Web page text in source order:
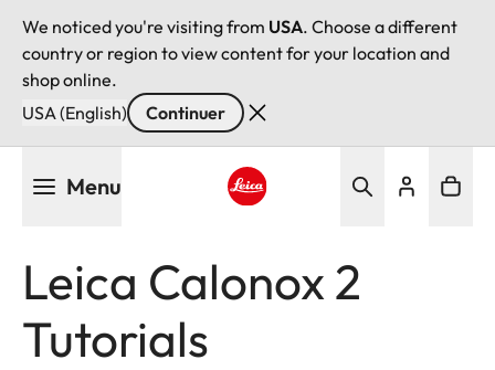
We noticed you're visiting from USA. Choose a different
country or region to view content for your location and
shop online.
USA (English)
Continuer
Menu
Leica Calonox 2
Tutorials